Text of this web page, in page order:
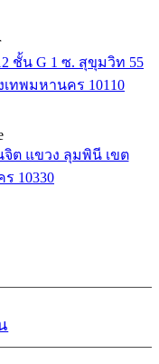
ชั้น G 1 ซ. สุขุมวิท 55
ทพมหานคร 10110
ต แขวง ลุมพินี เขต
10330